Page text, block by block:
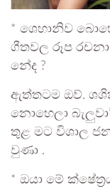
* ශෙහානිව
ගීතවල රූප
නේද ?
ඇත්තටම ඔව්.
නොහෙලා
තුළ මට විශාල
වුණා .
* ඔයා මේ